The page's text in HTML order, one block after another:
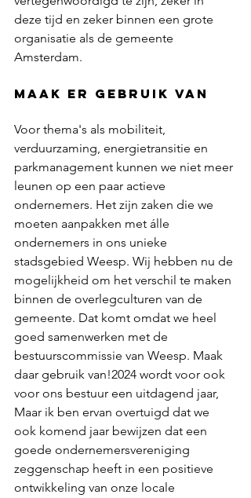
deze tijd en zeker binnen een grote
organisatie als de gemeente
Amsterdam.
Maak er gebruik van
Voor thema's als mobiliteit,
verduurzaming, energietransitie en
parkmanagement kunnen we niet meer
leunen op een paar actieve
ondernemers. Het zijn zaken die we
moeten aanpakken met álle
ondernemers in ons unieke
stadsgebied Weesp. Wij hebben nu de
mogelijkheid om het verschil te maken
binnen de overlegculturen van de
gemeente. Dat komt omdat we heel
goed samenwerken met de
bestuurscommissie van Weesp. Maak
daar gebruik van!2024 wordt voor ook
voor ons bestuur een uitdagend jaar,
Maar ik ben ervan overtuigd dat we
ook komend jaar bewijzen dat een
goede ondernemersvereniging
zeggenschap heeft in een positieve
ontwikkeling van onze locale